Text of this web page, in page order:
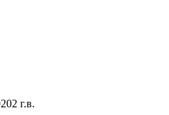
г.в.